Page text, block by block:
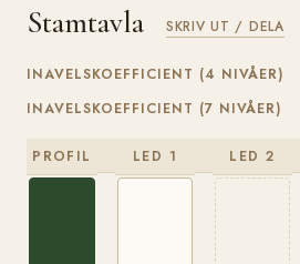
Stamtavla SKRIV UT / DELA
INAVELSKOEFFICIENT (4 NIVÅER)
INAVELSKOEFFICIENT (7 NIVÅER)
PROFIL LED 1 LED 2